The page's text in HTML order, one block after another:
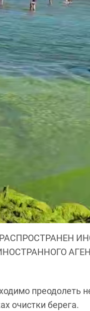
преодолеть
очистки берега.